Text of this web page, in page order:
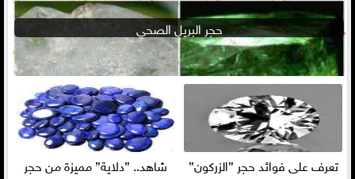
حجر البريل الصحي
تعرف على فوائد حجر ”الزركون”
شاهد.. ”دلاية” مميزة من حجر